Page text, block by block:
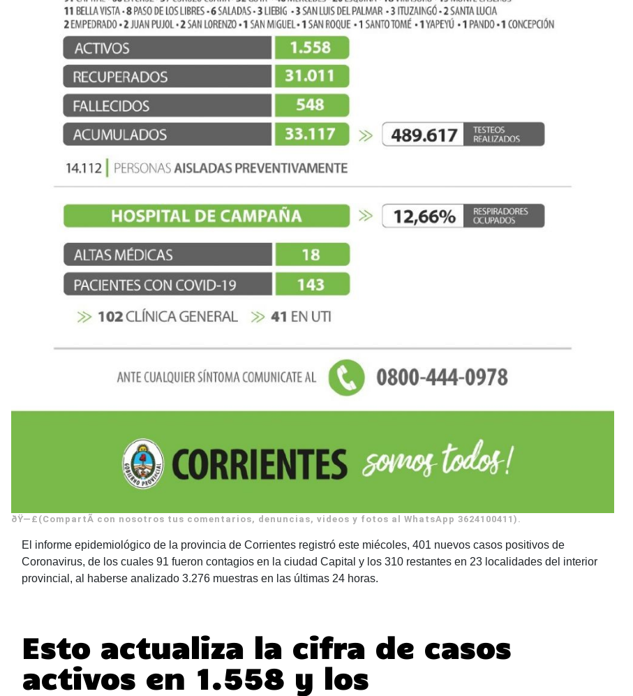
ðŸ—£(CompartÃ­ con nosotros tus comentarios, denuncias, videos y fotos al WhatsApp 3624100411).
El informe epidemiológico de la provincia de Corrientes registró este miécoles, 401 nuevos casos positivos de
Coronavirus, de los cuales 91 fueron contagios en la ciudad Capital y los 310 restantes en 23 localidades del interior
provincial, al haberse analizado 3.276 muestras en las últimas 24 horas.
Esto actualiza la cifra de casos
activos en 1.558 y los